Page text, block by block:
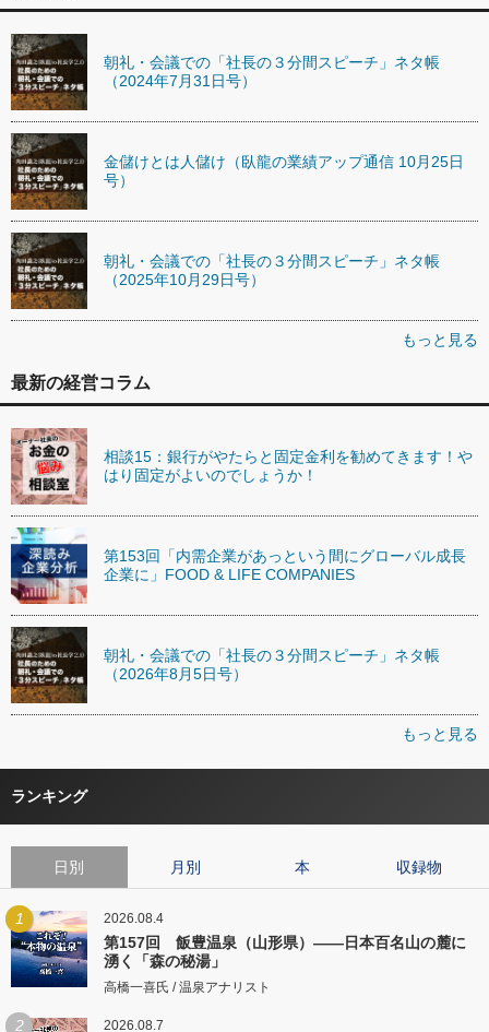
朝礼・会議での「社長の３分間スピーチ」ネタ帳
（2024年7月31日号）
金儲けとは人儲け（臥龍の業績アップ通信 10月25日
号）
朝礼・会議での「社長の３分間スピーチ」ネタ帳
（2025年10月29日号）
もっと見る
最新の経営コラム
相談15：銀行がやたらと固定金利を勧めてきます！や
はり固定がよいのでしょうか！
第153回「内需企業があっという間にグローバル成長
企業に」FOOD & LIFE COMPANIES
朝礼・会議での「社長の３分間スピーチ」ネタ帳
（2026年8月5日号）
もっと見る
ランキング
日別 月別 本 収録物
1 2026.08.4
第157回 飯豊温泉（山形県）――日本百名山の麓に
湧く「森の秘湯」
高橋一喜氏 / 温泉アナリスト
2 2026.08.7